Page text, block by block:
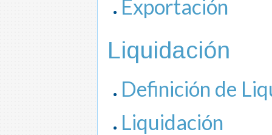
Exportación
Liquidación
Definición de
Liquidación